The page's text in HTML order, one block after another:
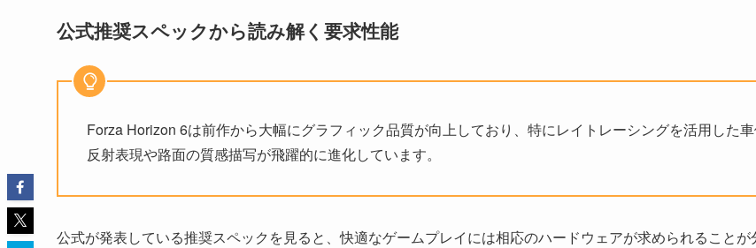
公式推奨スペックから読み解く要求性能
Forza Horizon 6は前作から大幅にグラフィック品質が向上しており、特にレイトレーシングを活用した
反射表現や路面の質感描写が飛躍的に進化しています。
公式が発表している推奨スペックを見ると、快適なゲームプレイには相応のハードウェアが求められることが